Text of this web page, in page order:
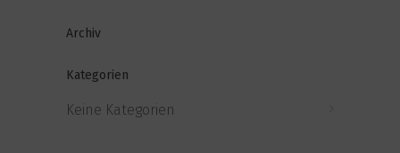
Archiv
Kategorien
Keine Kategorien